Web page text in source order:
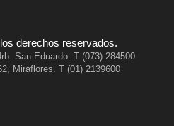
derechos reservados.
San Eduardo. T (073) 284500
Miraflores. T (01) 2139600